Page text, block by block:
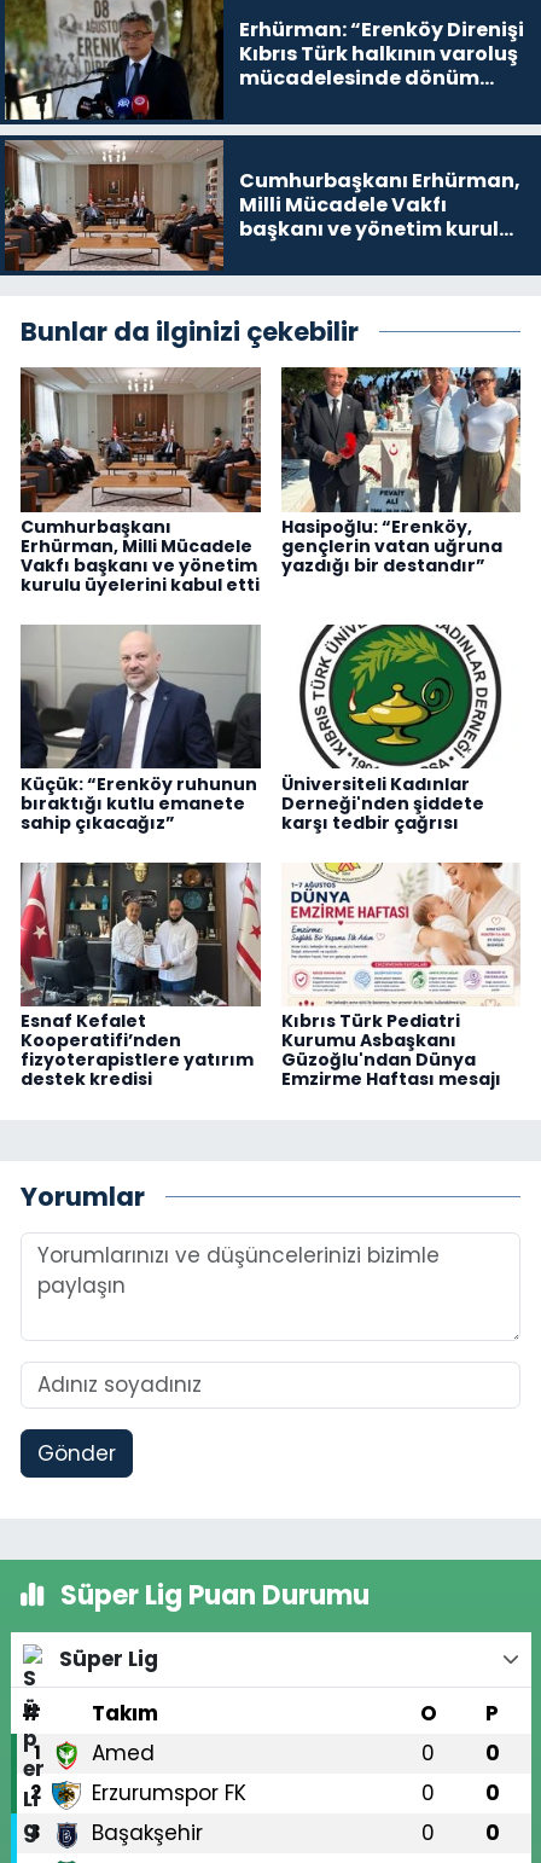
Erhürman: “Erenköy Direnişi
Kıbrıs Türk halkının varoluş
mücadelesinde dönüm
Cumhurbaşkanı Erhürman,
Milli Mücadele Vakfı
başkanı ve yönetim kurulu
Bunlar da ilginizi çekebilir
Cumhurbaşkanı
Erhürman, Milli Mücadele
Vakfı başkanı ve yönetim
kurulu üyelerini kabul etti
Hasipoğlu: “Erenköy,
gençlerin vatan uğruna
yazdığı bir destandır”
Küçük: “Erenköy ruhunun
bıraktığı kutlu emanete
sahip çıkacağız”
Üniversiteli Kadınlar
Derneği'nden şiddete
karşı tedbir çağrısı
Esnaf Kefalet
Kooperatifi’nden
fizyoterapistlere yatırım
destek kredisi
Kıbrıs Türk Pediatri
Kurumu Asbaşkanı
Güzoğlu'ndan Dünya
Emzirme Haftası mesajı
Yorumlar
Gönder
Süper Lig Puan Durumu
Süper Lig
#
Takım O P
1 Amed 0 0
2 Erzurumspor FK 0 0
3 Başakşehir 0 0